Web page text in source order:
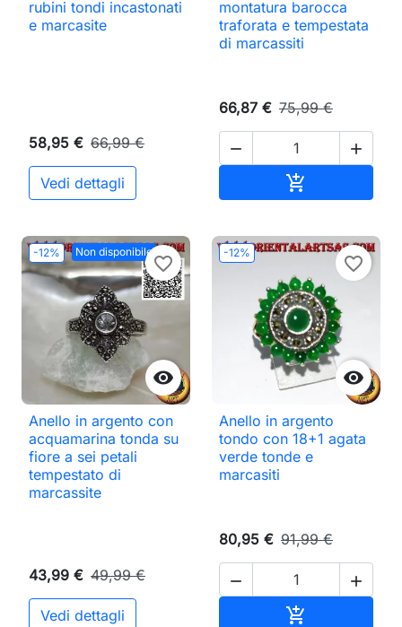
rubini tondi incastonati
e marcasite
58,95 € 66,99 €
Vedi dettagli
montatura barocca
traforata e tempestata
di marcassiti
66,87 € 75,99 €
 

-12% Non disponibile

favorite_border
Anello in argento con
acquamarina tonda su
fiore a sei petali
tempestato di
marcassite
43,99 € 49,99 €
Vedi dettagli
-12%

favorite_border
Anello in argento
tondo con 18+1 agata
verde tonde e
marcasiti
80,95 € 91,99 €
 
